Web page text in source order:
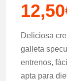
12,50
Deliciosa
galleta
entrenos,
apta para